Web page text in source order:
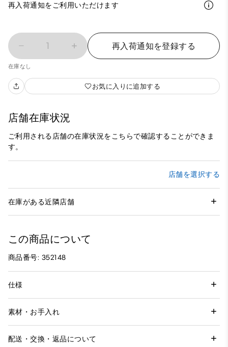
再入荷通知をご利用いただけます
1 再入荷通知を登録する
在庫なし
お気に入りに追加する
店舗在庫状況
ご利用される店舗の在庫状況をこちらで確認することができま
す。
店舗を選択する
在庫がある近隣店舗
この商品について
商品番号: 352148
仕様
素材・お手入れ
配送・交換・返品について